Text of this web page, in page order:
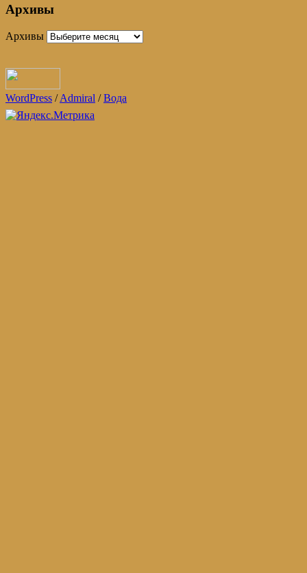
Архивы
Архивы
WordPress /Admiral /Вода